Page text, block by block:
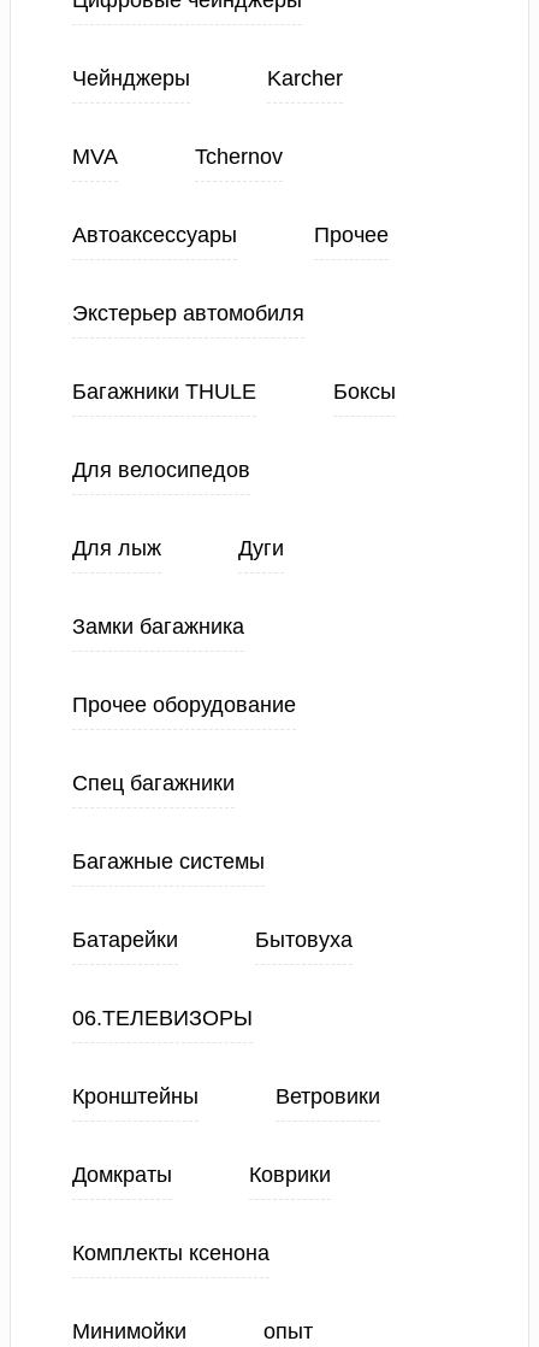
Чейнджеры Karcher
MVA Tchernov
Автоаксессуары Прочее
Экстерьер автомобиля
Багажники THULE Боксы
Для велосипедов
Для лыж Дуги
Замки багажника
Прочее оборудование
Спец багажники
Багажные системы
Батарейки Бытовуха
06.ТЕЛЕВИЗОРЫ
Кронштейны Ветровики
Домкраты Коврики
Комплекты ксенона
Минимойки опыт